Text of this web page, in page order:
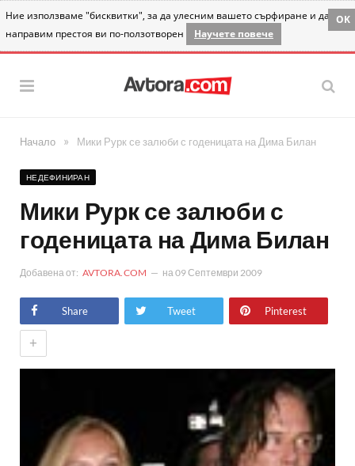
Ние използваме "бисквитки", за да улесним вашето сърфиране и да
направим престоя ви по-ползотворен
Научете повече
OK
Начало » Мики Рурк се залюби с годеницата на Дима Билан
НЕДЕФИНИРАН
Мики Рурк се залюби с
годеницата на Дима Билан
Добавена от: AVTORA.COM на09 Септември 2009
Share Tweet Pinterest
+